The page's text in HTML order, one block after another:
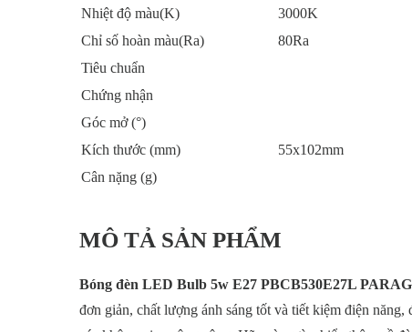
Nhiệt độ màu(K)
3000K
Chỉ số hoàn màu(Ra)
80Ra
Tiêu chuẩn
Chứng nhận
Góc mở (°)
Kích thước (mm)
55x102mm
Cân nặng (g)
MÔ TẢ SẢN PHẨM
Bóng đèn LED Bulb 5w E27 PBCB530E27L
đơn giản, chất lượng ánh sáng tốt và tiết kiệm điện